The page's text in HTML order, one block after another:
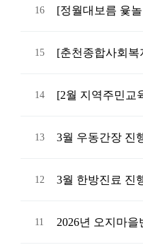
16 [정월대보름 윷
15 [춘천종합사회복
14 [2월 지역주민교
13 3월 우동간장 진
12 3월 한방진료 진
11 2026년 오지마